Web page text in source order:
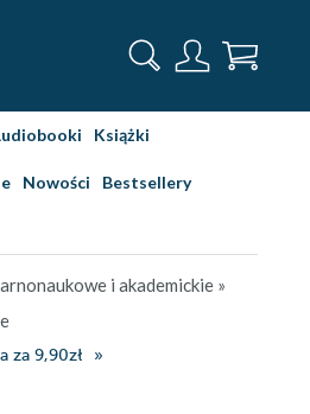
Książki
Nowości Bestsellery
i akademickie »
za 9,90zł